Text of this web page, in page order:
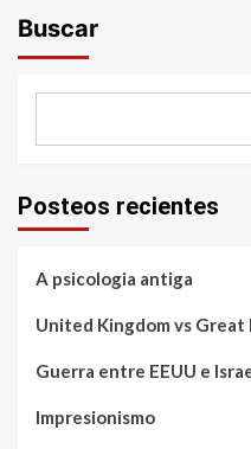
Buscar
Posteos recientes
A psicologia antiga
United Kingdom vs Great
Guerra entre EEUU e
Impresionismo